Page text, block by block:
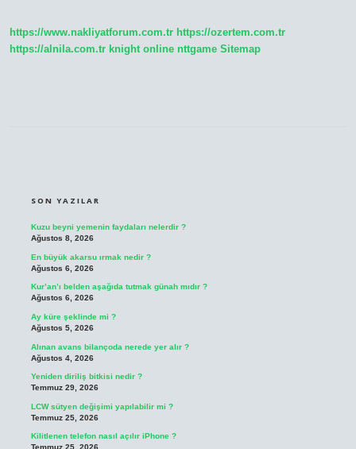
https://www.nakliyatforum.com.tr https://ozertem.com.tr
https://alnila.com.tr knight online nttgame Sitemap
SON YAZILAR
Kuzu beyni yemenin faydaları nelerdir ?
Ağustos 8, 2026
En büyük akarsu ırmak nedir ?
Ağustos 6, 2026
Kur’an’ı belden aşağıda tutmak günah mıdır ?
Ağustos 6, 2026
Ay küre şeklinde mi ?
Ağustos 5, 2026
Alınan avans bilançoda nerede yer alır ?
Ağustos 4, 2026
Yeniden diriliş bitkisi nedir ?
Temmuz 29, 2026
LCW sütyen değişimi yapılabilir mi ?
Temmuz 25, 2026
Kilitlenen telefon nasıl açılır iPhone ?